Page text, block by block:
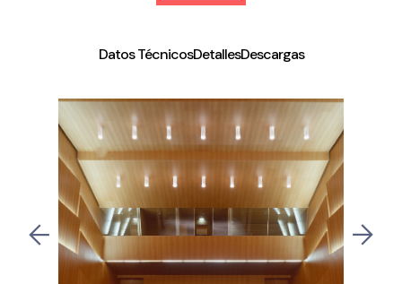
Datos TécnicosDetallesDescargas